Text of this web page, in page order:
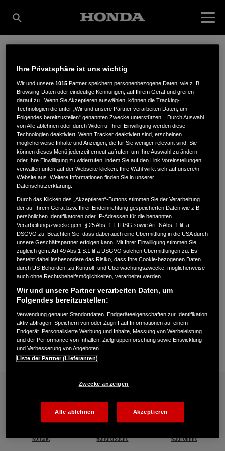
KMS KOMMUNAL-
MASCHINEN-SERVICE
GMBH
Nordstr. 4,47475,Kamp-Lintfort
ANFAHRTSBESCHREIBUNG ANFORDERN
WEBSITE
Verkauf / Kundendienst
02842/9736070
E-Mail
Deutschland Offizielle Website | The Power of Dreams
Kontakt Händlersuche Kauf Online
Ihre Privatsphäre ist uns wichtig
Wir und unsere1015 Partner speichern personenbezogene Daten, wie z. B.
Browsing-Daten oder eindeutige Kennungen, auf Ihrem Gerät und greifen
darauf zu . Wenn Sie Akzeptieren auswählen, können die Tracking-
Technologien die unter „Wir und unsere Partner verarbeiten Daten, um
Folgendes bereitzustellen“ genannten Zwecke unterstützen. . Durch Auswahl
von Alle ablehnen oder durch Widerruf Ihrer Einwilligung werden diese
Technologien deaktiviert. Wenn Tracker deaktiviert sind, erscheinen
möglicherweise Inhalte und Anzeigen, die für Sie weniger relevant sind. Sie
können dieses Menü jederzeit erneut aufrufen, um Ihre Auswahl zu ändern
oder Ihre Einwilligung zu widerrufen, indem Sie auf den Link Voreinstellungen
verwalten unten auf der Webseite klicken. Ihre Wahl wirkt sich auf unsere/n
Website aus. Weitere Informationen finden Sie in unserer
Datenschutzerklärung.
Durch das Klicken des „Akzeptieren“-Buttons stimmen Sie der Verarbeitung
der auf Ihrem Gerät bzw. Ihrer Endeinrichtung gespeicherten Daten wie z.B.
persönlichen Identifikatoren oder IP-Adressen für die benannten
Verarbeitungszwecke gem. § 25 Abs. 1 TTDSG sowie Art. 6 Abs. 1 lit. a
DSGVO zu. Beachten Sie, dass dabei auch eine Übermittlung in die USA durch
unsere Geschäftspartner erfolgen kann. Mit Ihrer Einwilligung stimmen Sie
zugleich gem. Art.49 Abs.1 S.1 lit.a DSGVO solchen Übermittlungen zu. Es
besteht dabei insbesondere das Risiko, dass Ihre Cookie-bezogenen Daten
durch US-Behörden, zu Kontroll- und Überwachungszwecke, möglicherweise
auch ohne Rechtsbehelfsmöglichkeiten, verarbeitet werden.
Wir und unsere Partner verarbeiten Daten, um
Folgendes bereitzustellen:
Verwendung genauer Standortdaten. Endgeräteeigenschaften zur Identifikation
aktiv abfragen. Speichern von oder Zugriff auf Informationen auf einem
Endgerät. Personalisierte Werbung und Inhalte, Messung von Werbeleistung
und der Performance von Inhalten, Zielgruppenforschung sowie Entwicklung
und Verbesserung von Angeboten.
Liste der Partner (Lieferanten)
Zwecke anzeigen
Alle ablehnen Akzeptieren